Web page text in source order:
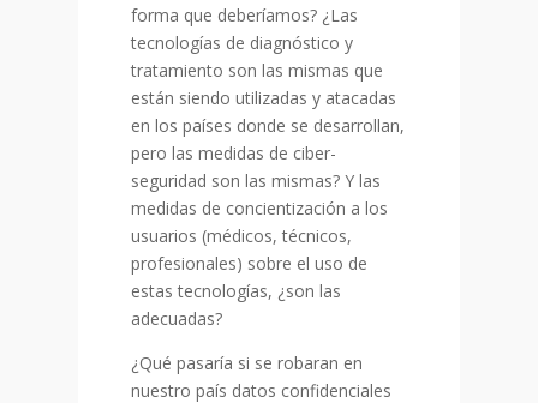
forma que deberíamos? ¿Las
tecnologías de diagnóstico y
tratamiento son las mismas que
están siendo utilizadas y atacadas
en los países donde se desarrollan,
pero las medidas de ciber-
seguridad son las mismas? Y las
medidas de concientización a los
usuarios (médicos, técnicos,
profesionales) sobre el uso de
estas tecnologías, ¿son las
adecuadas?
¿Qué pasaría si se robaran en
nuestro país datos confidenciales